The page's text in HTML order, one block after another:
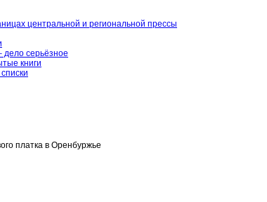
центральной и региональной прессы
серьёзное
книги
платка в Оренбуржье